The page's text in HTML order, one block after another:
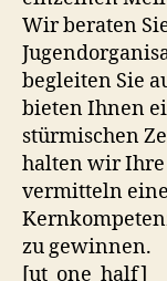
Wir beraten
begleiten Sie
bieten Ihnen
stürmischen
halten wir Ihre
vermitteln
zu gewinnen.
[ut_one_half]